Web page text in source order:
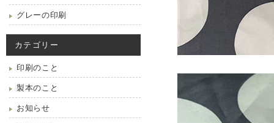
グレーの印刷
カテゴリー
印刷のこと
製本のこと
お知らせ